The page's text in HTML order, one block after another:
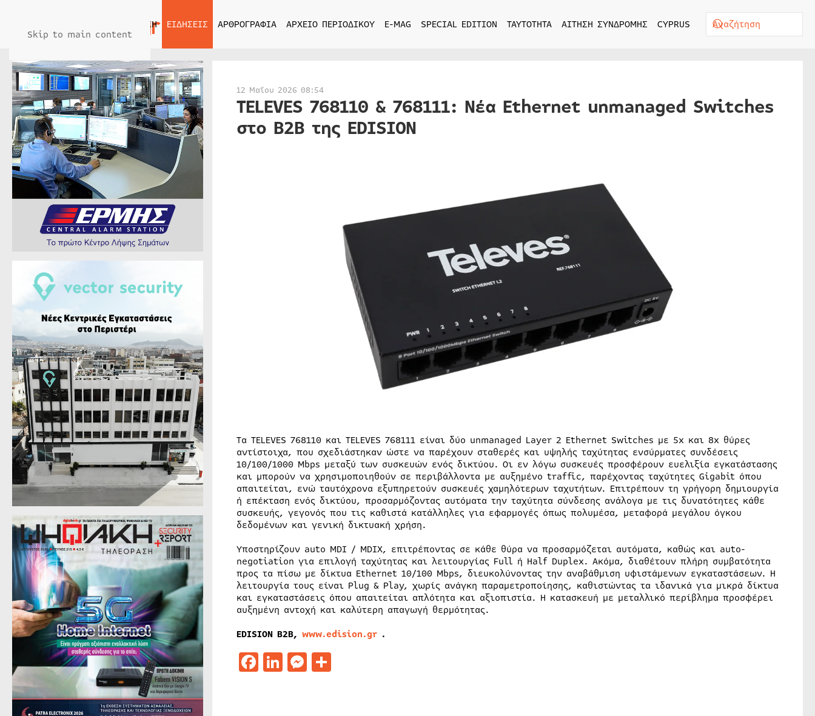
Skip to main content
ΑΡΧΙΚΗ ΕΙΔΗΣΕΙΣ ΑΡΘΡΟΓΡΑΦΙΑ ΑΡΧΕΙΟ ΠΕΡΙΟΔΙΚΟΥ E-MAG SPECIAL EDITION ΤΑΥΤΟΤΗΤΑ ΑΙΤΗΣΗ ΣΥΝΔΡΟΜΗΣ CYPRUS
12 Μαΐου 2026 08:54
TELEVES 768110 & 768111: Νέα Ethernet unmanaged Switches
στο Β2Β της EDISION
Τα TELEVES 768110 και TELEVES 768111 είναι δύο unmanaged Layer 2 Ethernet Switches με 5x και 8x θύρες
αντίστοιχα, που σχεδιάστηκαν ώστε να παρέχουν σταθερές και υψηλής ταχύτητας ενσύρματες συνδέσεις
10/100/1000 Mbps μεταξύ των συσκευών ενός δικτύου. Οι εν λόγω συσκευές προσφέρουν ευελιξία εγκατάστασης
και μπορούν να χρησιμοποιηθούν σε περιβάλλοντα με αυξημένο traffic, παρέχοντας ταχύτητες Gigabit όπου
απαιτείται, ενώ ταυτόχρονα εξυπηρετούν συσκευές χαμηλότερων ταχυτήτων. Επιτρέπουν τη γρήγορη δημιουργία
ή επέκταση ενός δικτύου, προσαρμόζοντας αυτόματα την ταχύτητα σύνδεσης ανάλογα με τις δυνατότητες κάθε
συσκευής, γεγονός που τις καθιστά κατάλληλες για εφαρμογές όπως πολυμέσα, μεταφορά μεγάλου όγκου
δεδομένων και γενική δικτυακή χρήση.
Υποστηρίζουν auto MDI / MDIX, επιτρέποντας σε κάθε θύρα να προσαρμόζεται αυτόματα, καθώς και auto-
negotiation για επιλογή ταχύτητας και λειτουργίας Full ή Half Duplex. Ακόμα, διαθέτουν πλήρη συμβατότητα
προς τα πίσω με δίκτυα Ethernet 10/100 Mbps, διευκολύνοντας την αναβάθμιση υφιστάμενων εγκαταστάσεων. Η
λειτουργία τους είναι Plug & Play, χωρίς ανάγκη παραμετροποίησης, καθιστώντας τα ιδανικά για μικρά δίκτυα
και εγκαταστάσεις όπου απαιτείται απλότητα και αξιοπιστία. Η κατασκευή με μεταλλικό περίβλημα προσφέρει
αυξημένη αντοχή και καλύτερη απαγωγή θερμότητας.
EDISION B2B, www.edision.gr.
Facebook
LinkedIn
Messenger
Μοιραστείτε